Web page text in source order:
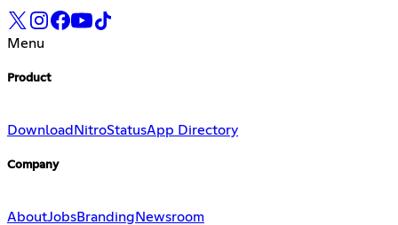
Menu
Product
Download NitroStatusApp Directory
Company
AboutJobsBranding Newsroom